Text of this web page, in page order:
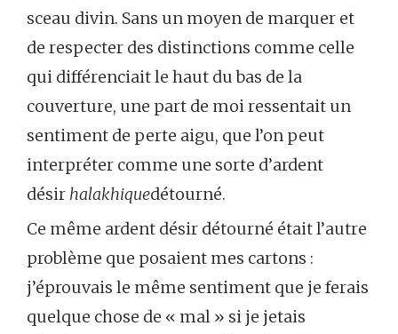
sceau divin. Sans un moyen de marquer et
de respecter des distinctions comme celle
qui différenciait le haut du bas de la
couverture, une part de moi ressentait un
sentiment de perte aigu, que l’on peut
interpréter comme une sorte d’ardent
désir halakhiquedétourné.
Ce même ardent désir détourné était l’autre
problème que posaient mes cartons :
j’éprouvais le même sentiment que je ferais
quelque chose de « mal » si je jetais